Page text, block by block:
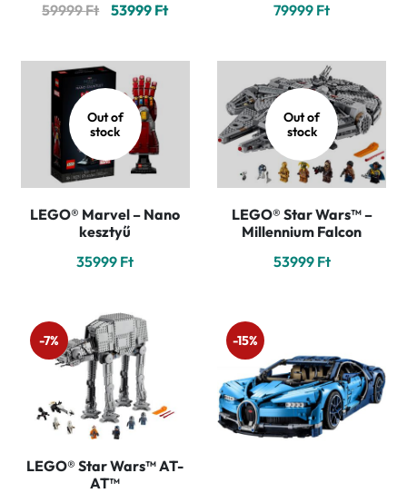
59999Ft Original
was:
59999 Ft.
53999 FtCurrent
is:
79999 Ft
Out of
stock
LEGO® Marvel – Nano
kesztyű
35999 Ft
Out of
stock
LEGO® Star Wars™ –
Millennium Falcon
53999 Ft
-7%
LEGO® Star Wars™ AT-
AT™
-15%